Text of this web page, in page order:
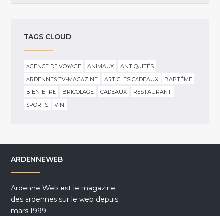
TAGS CLOUD
AGENCE DE VOYAGE ANIMAUX
ANTIQUITÉS
ARDENNES TV-MAGAZINE
ARTICLES CADEAUX
BAPTÊME
BIEN-ÊTRE
BRICOLAGE CADEAUX
RESTAURANT
SPORTS
VIN
ARDENNEWEB
Ardenne Web est le magazine
des ardennes sur le web depuis
mars 1999.